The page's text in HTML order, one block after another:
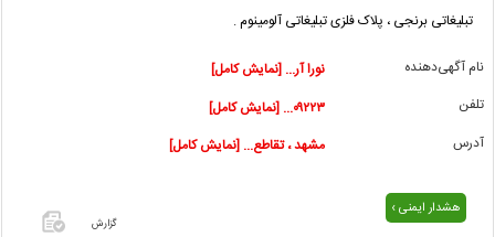
تبلیغاتی برنجی ، پلاک فلزی تبلیغاتی آلومینوم .
نام آگهی‌دهنده
نورا آر... [نمایش کامل]
تلفن
۰۹۲۲۳... [نمایش کامل]
آدرس
مشهد ، تقاطع... [نمایش کامل]
هشدار ایمنی ›
گزارش